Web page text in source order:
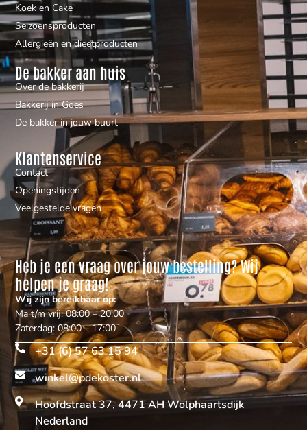
Koek en Cake
Seizoensproducten
Allergieën en dieetproducten
De bakker aan huis
Over de bakkerij
Bakkerij in Goes
De bakker in jouw buurt
Klantenservice
Contact
Openingstijden
Veelgestelde vragen
Heb je een vraag over jouw bestelling? Wij
helpen je graag!
Wij zijn bereikbaar op:
Ma t/m vrij: 08:00 – 20:00
Zaterdag: 08:00 – 17:00
+31 (6) 57 63 15 94
winkel@pdekoster.nl
Hoofdstraat 37, 4471 AH Wolphaartsdijk
Nederland